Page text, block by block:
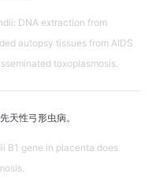
DNA extraction from
autopsy tissues from AIDS
toxoplasmosis.
天性弓形虫病。
B1 gene in placenta does